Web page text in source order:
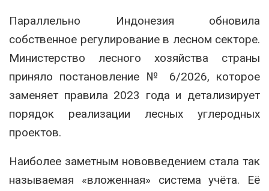
Параллельно Индонезия обновила
собственное регулирование в лесном секторе.
Министерство лесного хозяйства страны
приняло постановление № 6/2026, которое
заменяет правила 2023 года и детализирует
порядок реализации лесных углеродных
проектов.
Наиболее заметным нововведением стала так
называемая «вложенная» система учёта. Её